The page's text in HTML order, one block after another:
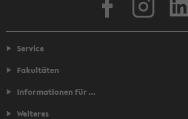
Service
Fakultäten
Informationen für ...
Weiteres